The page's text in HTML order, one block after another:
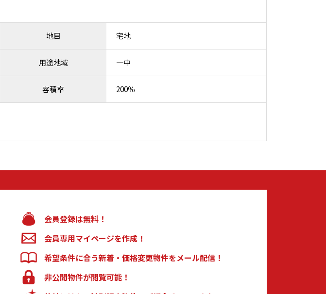
地目 宅地
用途地域 一中
容積率 200％
会員登録は無料！
会員専用マイページを作成！
希望条件に合う新着・価格変更物件をメール配信！
非公開物件が閲覧可能！